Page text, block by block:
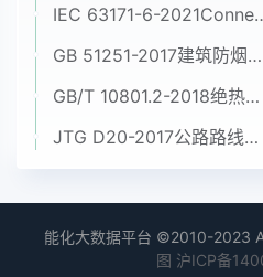
IEC 63171-6-2021Connectors for electrical and electronic equipment - Part 6:
GB 51251-2017建筑防烟排烟系统技术标准
GB/T 10801.2-2018绝热用挤塑聚苯乙烯泡沫塑料(XPS)
JTG D20-2017公路路线设计规范
能化大数据平台 ©2010-2023
图 沪ICP备